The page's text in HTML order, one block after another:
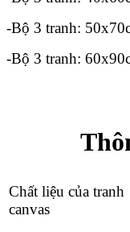
-Bộ 3 tranh:
-Bộ 3 tranh:
Chất liệu của tranh
canvas